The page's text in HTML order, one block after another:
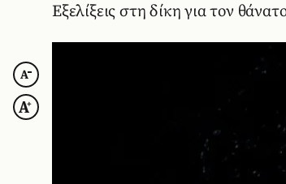
Εξελίξεις στη δίκη για τον